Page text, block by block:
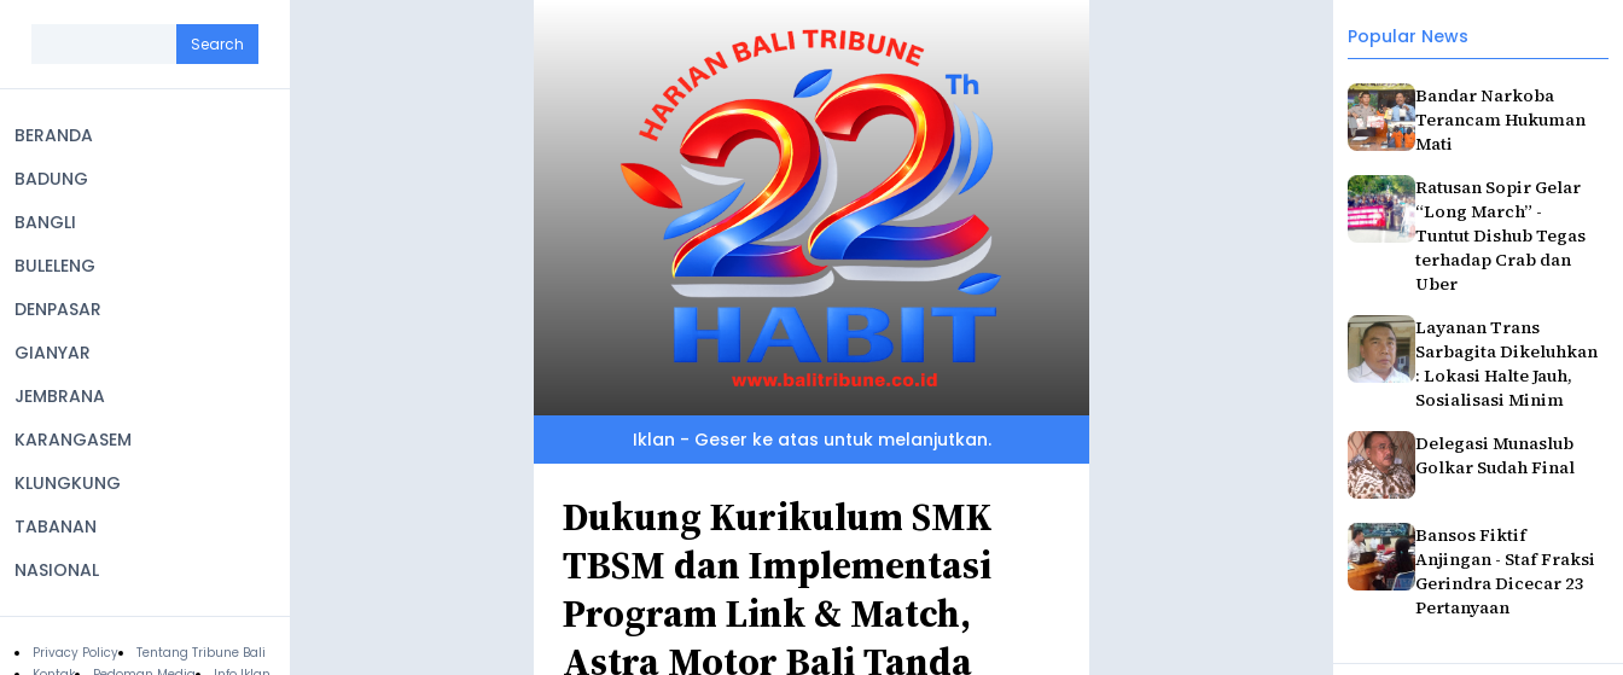
navigation
BERANDA
BADUNG
BANGLI
BULELENG
DENPASAR
GIANYAR
JEMBRANA
KARANGASEM
KLUNGKUNG
TABANAN
NASIONAL
Privacy Policy
Tentang Tribune Bali
Popular News
Bandar Narkoba
Terancam Hukuman
Mati
Ratusan Sopir Gelar
“Long March” -
Tuntut Dishub Tegas
terhadap Crab dan
Uber
Layanan Trans
Sarbagita Dikeluhkan
: Lokasi Halte Jauh,
Sosialisasi Minim
Delegasi Munaslub
Golkar Sudah Final
Bansos Fiktif
Anjingan - Staf Fraksi
Gerindra Dicecar 23
Pertanyaan
Iklan - Geser ke atas untuk melanjutkan.
Dukung Kurikulum SMK
TBSM dan Implementasi
Program Link & Match,
Astra Motor Bali Tanda